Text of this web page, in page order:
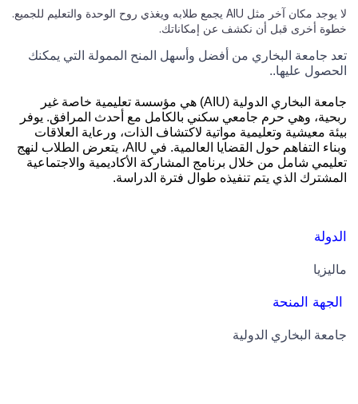
لا يوجد مكان آخر مثل AIU يجمع طلابه ويغذي روح الوحدة والتعليم للجميع.
خطوة أخرى قبل أن نكشف عن إمكاناتك.
تعد جامعة البخاري من أفضل وأسهل المنح الممولة التي يمكنك
الحصول عليها..
جامعة البخاري الدولية (AIU) هي مؤسسة تعليمية خاصة غير
ربحية، وهي حرم جامعي سكني بالكامل مع أحدث المرافق. يوفر
بيئة معيشية وتعليمية مواتية لاكتشاف الذات، ورعاية العلاقات
وبناء التفاهم حول القضايا العالمية. في AIU، يتعرض الطلاب لنهج
تعليمي شامل من خلال برنامج المشاركة الأكاديمية والاجتماعية
المشترك الذي يتم تنفيذه طوال فترة الدراسة.
الدولة
ماليزيا
الجهة المنحة
جامعة البخاري الدولية